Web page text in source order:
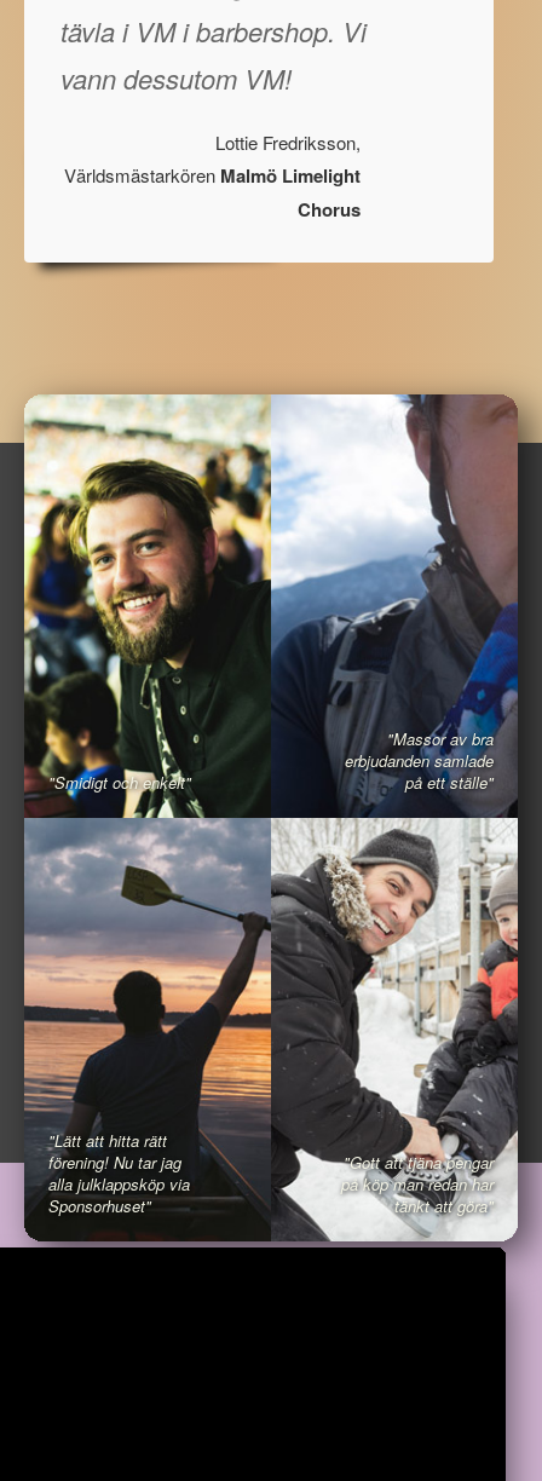
tävla i VM i barbershop. Vi
vann dessutom VM!
Lottie Fredriksson,
Världsmästarkören Malmö Limelight
Chorus
"Smidigt och enkelt"
"Massor av bra
erbjudanden samlade
på ett ställe"
"Lätt att hitta rätt
förening! Nu tar jag
alla julklappsköp via
Sponsorhuset"
"Gott att tjäna pengar
på köp man redan har
tänkt att göra"